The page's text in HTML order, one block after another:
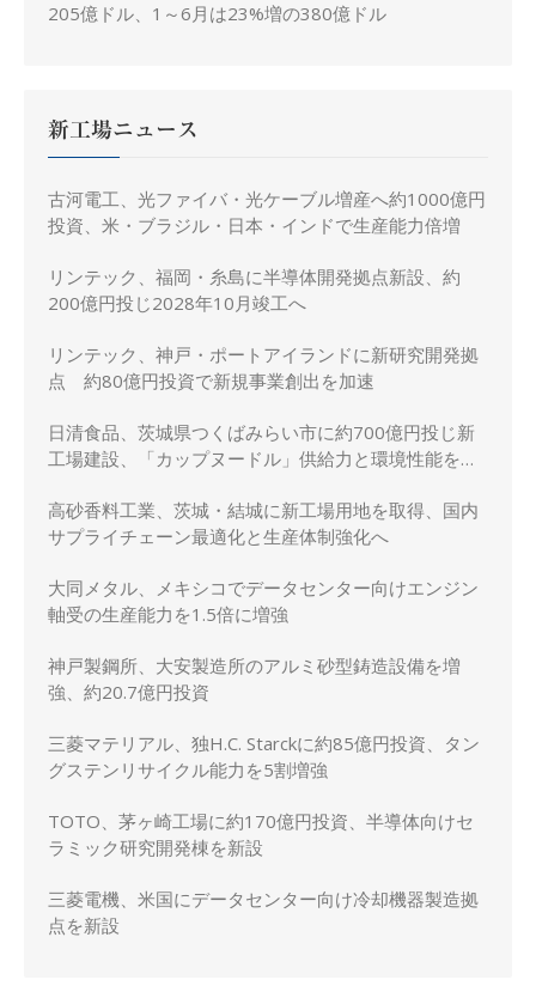
205億ドル、1～6月は23%増の380億ドル
新工場ニュース
古河電工、光ファイバ・光ケーブル増産へ約1000億円
投資、米・ブラジル・日本・インドで生産能力倍増
リンテック、福岡・糸島に半導体開発拠点新設、約
200億円投じ2028年10月竣工へ
リンテック、神戸・ポートアイランドに新研究開発拠
点 約80億円投資で新規事業創出を加速
日清食品、茨城県つくばみらい市に約700億円投じ新
工場建設、「カップヌードル」供給力と環境性能を強
高砂香料工業、茨城・結城に新工場用地を取得、国内
サプライチェーン最適化と生産体制強化へ
大同メタル、メキシコでデータセンター向けエンジン
軸受の生産能力を1.5倍に増強
神戸製鋼所、大安製造所のアルミ砂型鋳造設備を増
強、約20.7億円投資
三菱マテリアル、独H.C. Starckに約85億円投資、タン
グステンリサイクル能力を5割増強
TOTO、茅ヶ崎工場に約170億円投資、半導体向けセ
ラミック研究開発棟を新設
三菱電機、米国にデータセンター向け冷却機器製造拠
点を新設